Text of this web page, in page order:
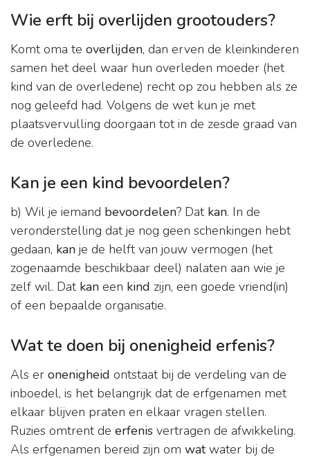
Wie erft bij overlijden grootouders?
Komt oma te overlijden, dan erven de kleinkinderen
samen het deel waar hun overleden moeder (het
kind van de overledene) recht op zou hebben als ze
nog geleefd had. Volgens de wet kun je met
plaatsvervulling doorgaan tot in de zesde graad van
de overledene.
Kan je een kind bevoordelen?
b) Wil je iemand bevoordelen? Dat kan. In de
veronderstelling dat je nog geen schenkingen hebt
gedaan, kan je de helft van jouw vermogen (het
zogenaamde beschikbaar deel) nalaten aan wie je
zelf wil. Dat kan een kind zijn, een goede vriend(in)
of een bepaalde organisatie.
Wat te doen bij onenigheid erfenis?
Als er onenigheid ontstaat bij de verdeling van de
inboedel, is het belangrijk dat de erfgenamen met
elkaar blijven praten en elkaar vragen stellen.
Ruzies omtrent de erfenis vertragen de afwikkeling.
Als erfgenamen bereid zijn om watwater bij de